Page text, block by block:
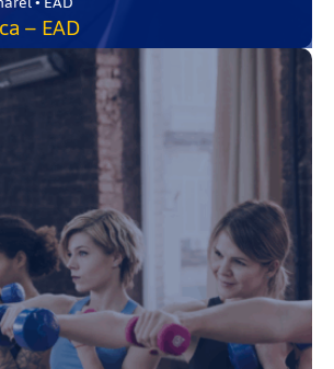
– EAD